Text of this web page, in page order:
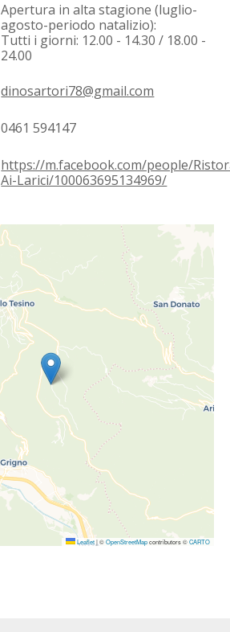
Apertura in alta stagione (luglio-
agosto-periodo natalizio):
Tutti i giorni: 12.00 - 14.30 / 18.00 -
24.00
dinosartori78@gmail.com
0461 594147
https://m.facebook.com/people/
Ai-Larici/100063695134969/
Leaflet|©OpenStreetMapcontributors ©CARTO